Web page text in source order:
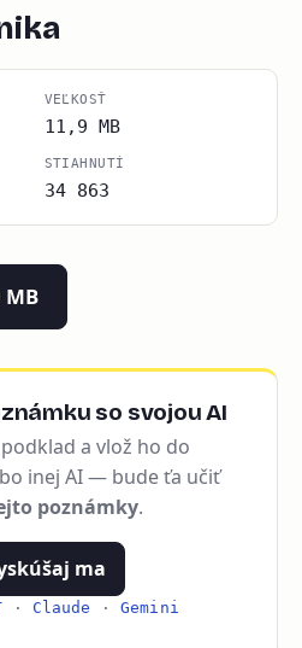
VEĽKOSŤ
11,9 MB
STIAHNUTÍ
34 863
MB
so svojou AI
a vlož ho do
inej AI — bude ťa učiť
poznámky.
ma
· Claude ·Gemini